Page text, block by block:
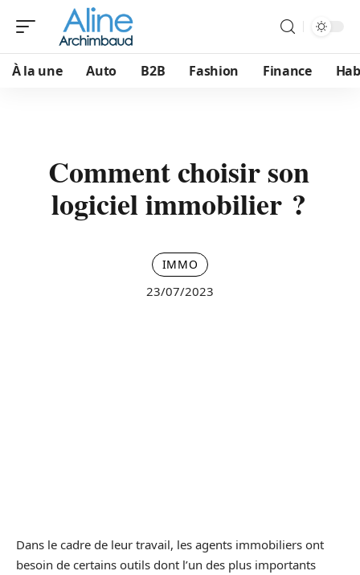
À la une Auto B2B Fashion Finance
Comment choisir son
logiciel immobilier ?
IMMO
23/07/2023
Dans le cadre de leur travail, les agents immobiliers ont
besoin de certains outils dont l’un des plus importants